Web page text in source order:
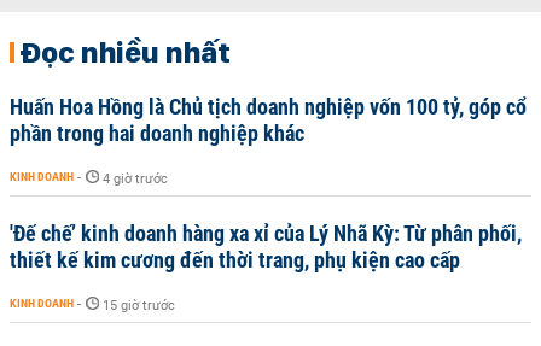
Đọc nhiều nhất
Huấn Hoa Hồng là Chủ tịch doanh nghiệp vốn 100 tỷ, góp cổ
phần trong hai doanh nghiệp khác
KINH DOANH - 4 giờ trước
'Đế chế’ kinh doanh hàng xa xỉ của Lý Nhã Kỳ: Từ phân phối,
thiết kế kim cương đến thời trang, phụ kiện cao cấp
KINH DOANH - 15 giờ trước